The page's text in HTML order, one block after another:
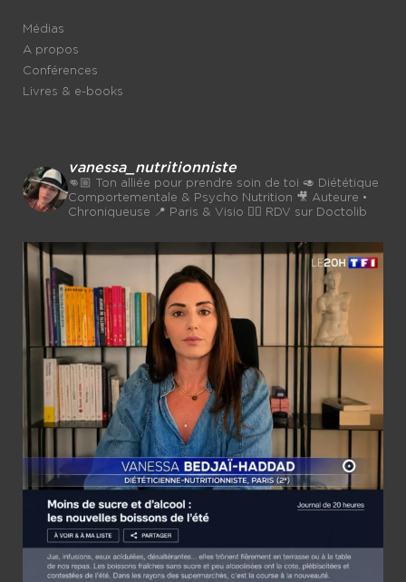
Médias
A propos
Conférences
Livres & e-books
vanessa_nutritionniste
👊🏼 Ton alliée pour prendre soin de toi 🥑 Diététique
Comportementale & Psycho Nutrition 🎥 Auteure •
Chroniqueuse 📍 Paris & Visio 👉🏼 RDV sur Doctolib